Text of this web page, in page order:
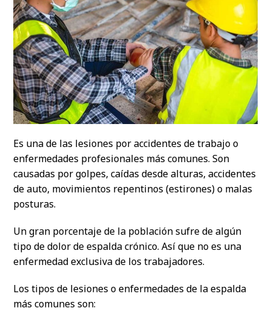
Es una de las lesiones por accidentes de trabajo o
enfermedades profesionales más comunes. Son
causadas por golpes, caídas desde alturas, accidentes
de auto, movimientos repentinos (estirones) o malas
posturas.
Un gran porcentaje de la población sufre de algún
tipo de dolor de espalda crónico. Así que no es una
enfermedad exclusiva de los trabajadores.
Los tipos de lesiones o enfermedades de la espalda
más comunes son: